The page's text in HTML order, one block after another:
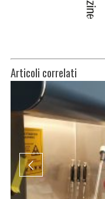
Articoli correlati